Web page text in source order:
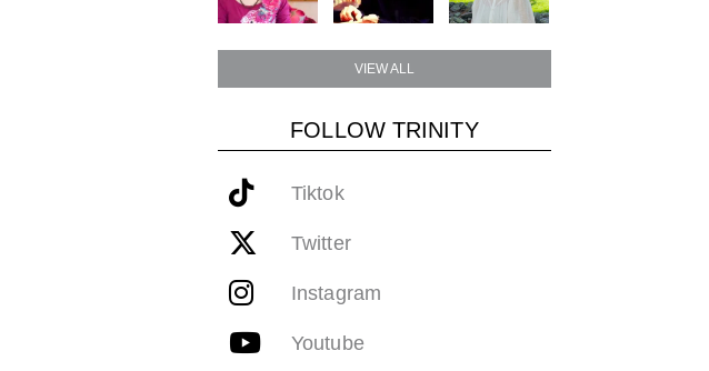
VIEW ALL
FOLLOW TRINITY
Tiktok
Twitter
Instagram
Youtube